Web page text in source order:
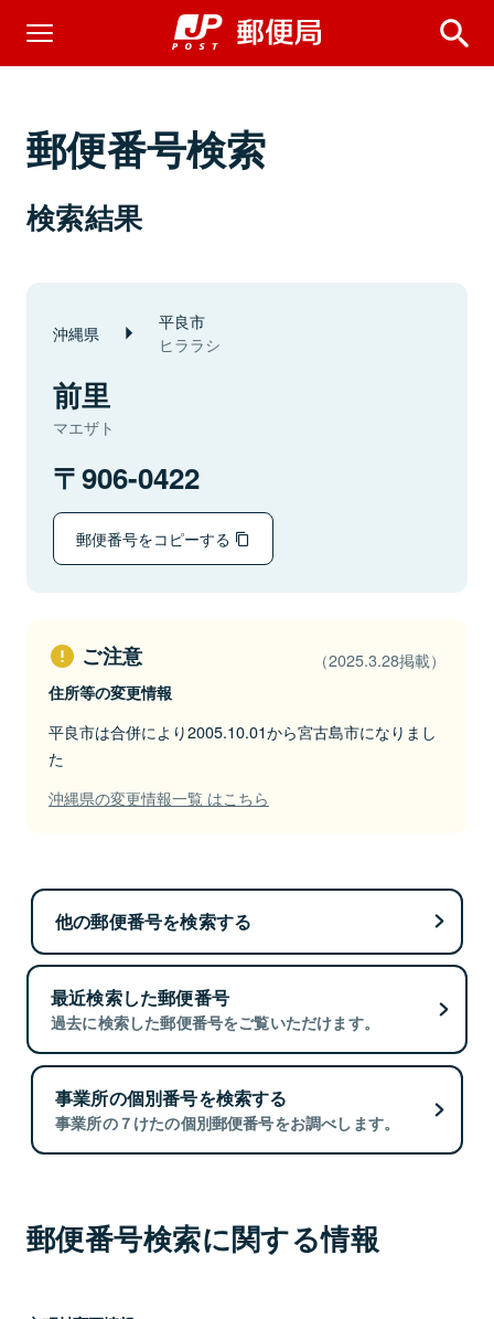
郵便番号検索
検索結果
沖縄県 平良市
ヒララシ
前里
マエザト
906-0422
郵便番号をコピーする
ご注意 （2025.3.28掲載）
住所等の変更情報
平良市は合併により2005.10.01から宮古島市になりまし
た
沖縄県の変更情報一覧 はこちら
他の郵便番号を検索する
最近検索した郵便番号
過去に検索した郵便番号をご覧いただけます。
事業所の個別番号を検索する
事業所の７けたの個別郵便番号をお調べします。
郵便番号検索に関する情報